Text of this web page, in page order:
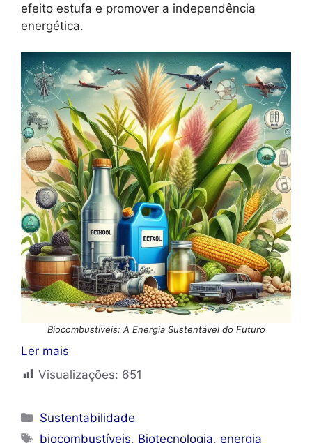
efeito estufa e promover a independência
energética.
Biocombustíveis: A Energia Sustentável do Futuro
Ler mais
Visualizações: 651
Categorias
Sustentabilidade
Tags
biocombustíveis, Biotecnologia,energia